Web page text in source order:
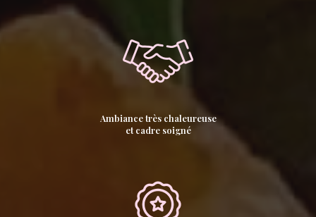
Ambiance très chaleureuse
et cadre soigné